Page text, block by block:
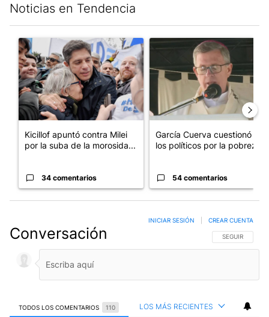
Noticias en Tendencia
Un artículo de tendencia con el título "Kicillof apuntó contra
Kicillof apuntó contra Milei
por la suba de la morosida...
34 comentarios
Un artículo de tendencia con
García Cuerva cuestionó a
los políticos por la pobreza
54 comentarios
Conversación SIGA ESTA
SEGUIR
INICIAR SESIÓN CREAR CUENTA
TODOS LOS COMENTARIOS 110 LOS MÁS RECIENTES